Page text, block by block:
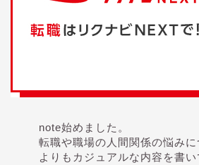
note始めました。
転職や職場の人間関係の悩み
よりもカジュアルな内容を書